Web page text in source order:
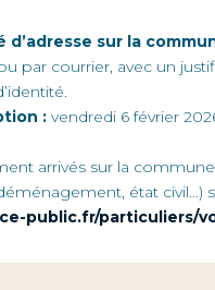
d’adresse sur la
ou par courrier, avec un
:vendredi 6 février
arrivés sur la
état civil…)
public.fr/particuliers/